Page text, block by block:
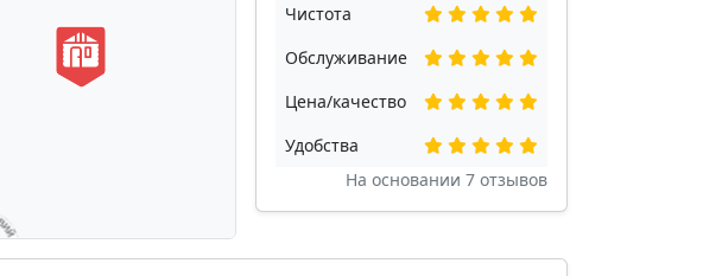
Чистота
Обслуживание
Цена/качество
Удобства
На основании 7 отзывов